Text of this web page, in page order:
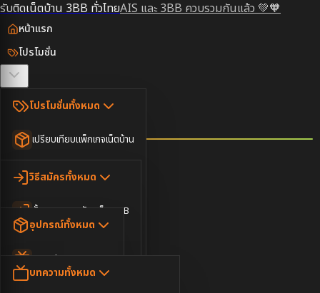
รับติดเน็ตบ้าน 3BB ทั่วไทยAIS และ 3BB ควบรวมกันแล้ว 💚🧡
หน้าแรก
โปรโมชั่น
โปรโมชั่นทั้งหมด
เปรียบเทียบแพ็กเกจเน็ตบ้าน
เน็ตบ้าน Super Fast
เน็ตบ้าน 2Gbps
ตรวจสอบพื้นที่
วิธีสมัครทั้งหมด
ขั้นตอนการสมัครเน็ต 3BB
อุปกรณ์
อุปกรณ์ทั้งหมด
AIS Play Box
บทความ
บทความทั้งหมด
ข่าวสาร